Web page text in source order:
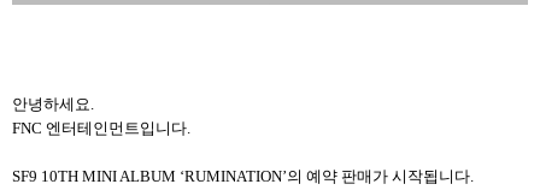
안녕하세요.
FNC 엔터테인먼트입니다.
SF9 10TH MINI ALBUM ‘RUMINATION’의 예약 판매가 시작됩니다.